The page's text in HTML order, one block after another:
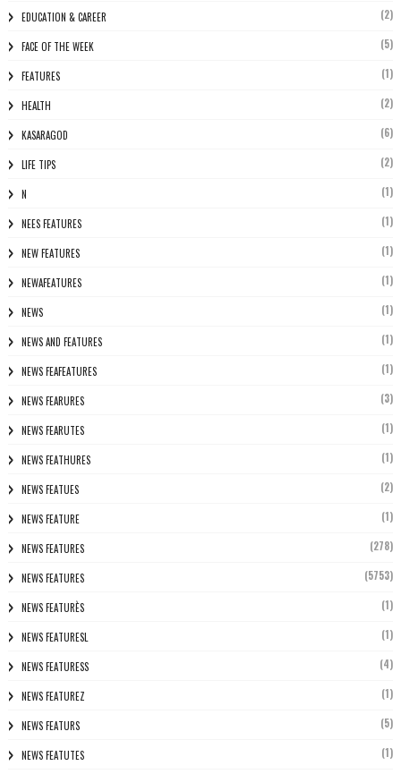
EDUCATION & CAREER (2)
FACE OF THE WEEK (5)
FEATURES (1)
HEALTH (2)
KASARAGOD (6)
LIFE TIPS (2)
N (1)
NEES FEATURES (1)
NEW FEATURES (1)
NEWAFEATURES (1)
NEWS (1)
NEWS AND FEATURES (1)
NEWS FEAFEATURES (1)
NEWS FEARURES (3)
NEWS FEARUTES (1)
NEWS FEATHURES (1)
NEWS FEATUES (2)
NEWS FEATURE (1)
NEWS FEATURES (278)
NEWS FEATURES (5753)
NEWS FEATURÈS (1)
NEWS FEATURESL (1)
NEWS FEATURESS (4)
NEWS FEATUREZ (1)
NEWS FEATURS (5)
NEWS FEATUTES (1)